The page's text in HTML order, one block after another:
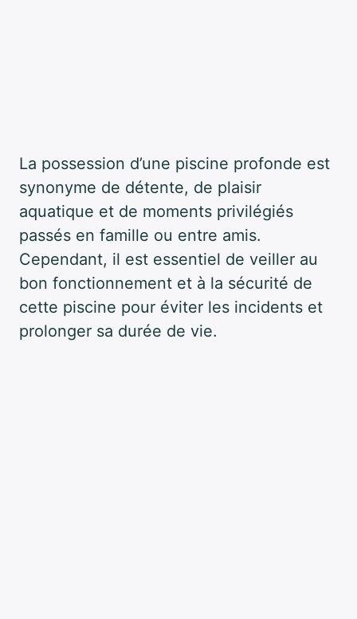
La possession d’une piscine profonde est
synonyme de détente, de plaisir
aquatique et de moments privilégiés
passés en famille ou entre amis.
Cependant, il est essentiel de veiller au
bon fonctionnement et à la sécurité de
cette piscine pour éviter les incidents et
prolonger sa durée de vie.